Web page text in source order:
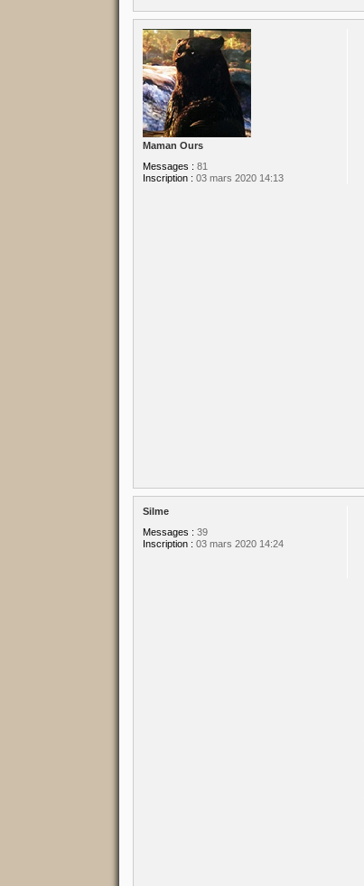
Maman Ours
Messages : 81
Inscription : 03 mars 2020 14:13
Silme
Messages : 39
Inscription : 03 mars 2020 14:24